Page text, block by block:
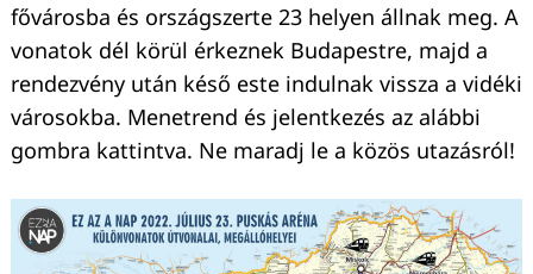
fővárosba és országszerte 23 helyen állnak meg. A
vonatok dél körül érkeznek Budapestre, majd a
rendezvény után késő este indulnak vissza a vidéki
városokba. Menetrend és jelentkezés az alábbi
gombra kattintva. Ne maradj le a közös utazásról!